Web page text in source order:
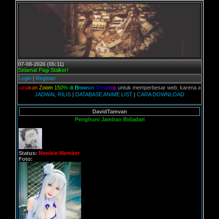
07-08-2026 (05:11)
Selamat Pagi Stalker!
Login | Register
Zoom 15 0% di Brows er Desktop untuk memperbesar web, karena aslinya web ini
JADWAL RILIS | DATABASE ANIME LIST | CARA DOWNLOAD
DavidTamvan
Penghuni Jamban Bidadari
Status: Newbie Member
Foto: